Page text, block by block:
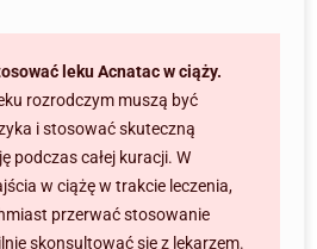
leku Acnatac w ciąży.
rozrodczym muszą być
i stosować skuteczną
podczas całej kuracji. W
w ciążę w trakcie leczenia,
przerwać stosowanie
skonsultować się z lekarzem.